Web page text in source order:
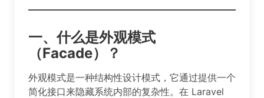
一、什么是外观模式
（Facade）？
外观模式是一种结构性设计模式，它通过提供一个
简化接口来隐藏系统内部的复杂性。在 Laravel